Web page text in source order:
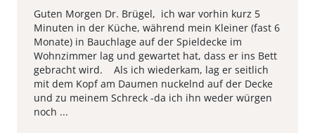
Guten Morgen Dr. Brügel, ich war vorhin kurz 5
Minuten in der Küche, während mein Kleiner (fast 6
Monate) in Bauchlage auf der Spieldecke im
Wohnzimmer lag und gewartet hat, dass er ins Bett
gebracht wird. Als ich wiederkam, lag er seitlich
mit dem Kopf am Daumen nuckelnd auf der Decke
und zu meinem Schreck -da ich ihn weder würgen
noch ...